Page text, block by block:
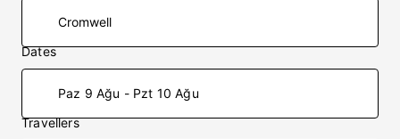
Dates
Paz 9 Ağu - Pzt 10 Ağu
Travellers